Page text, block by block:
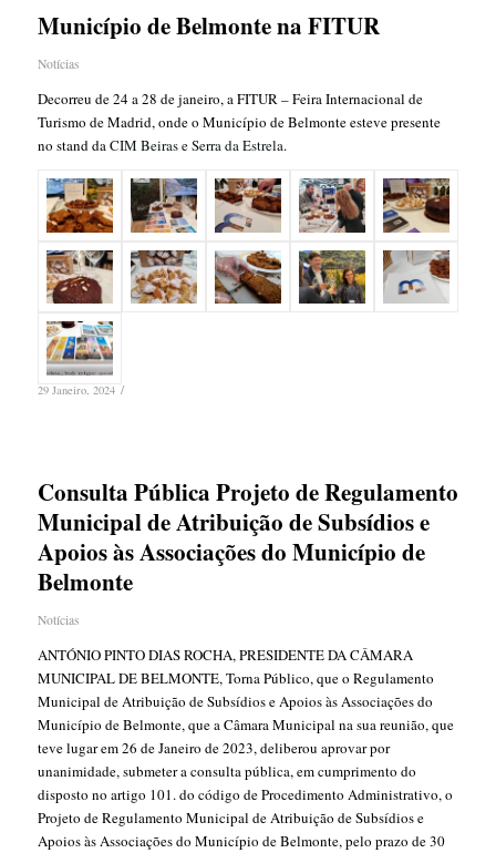
Município de Belmonte na FITUR
Notícias
Decorreu de 24 a 28 de janeiro, a FITUR – Feira Internacional de
Turismo de Madrid, onde o Município de Belmonte esteve presente
no stand daCIM Beiras e Serra da Estrela.
29 Janeiro, 2024 /
Consulta Pública Projeto de Regulamento
Municipal de Atribuição de Subsídios e
Apoios às Associações do Município de
Belmonte
Notícias
ANTÓNIO PINTO DIAS ROCHA, PRESIDENTE DA CÂMARA
MUNICIPAL DE BELMONTE, Torna Público, que o Regulamento
Municipal de Atribuição de Subsídios e Apoios às Associações do
Município de Belmonte, que a Câmara Municipal na sua reunião, que
teve lugar em 26 de Janeiro de 2023, deliberou aprovar por
unanimidade, submeter a consulta pública, em cumprimento do
disposto no artigo 101. do código de Procedimento Administrativo, o
Projeto de Regulamento Municipal de Atribuição de Subsídios e
Apoios às Associações do Município de Belmonte, pelo prazo de 30